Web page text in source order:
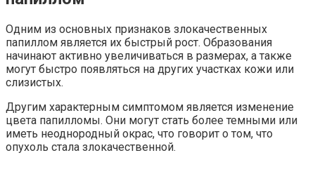
Одним из основных признаков злокачественных
папиллом является их быстрый рост. Образования
начинают активно увеличиваться в размерах, а также
могут быстро появляться на других участках кожи или
слизистых.
Другим характерным симптомом является изменение
цвета папилломы. Они могут стать более темными или
иметь неоднородный окрас, что говорит о том, что
опухоль стала злокачественной.